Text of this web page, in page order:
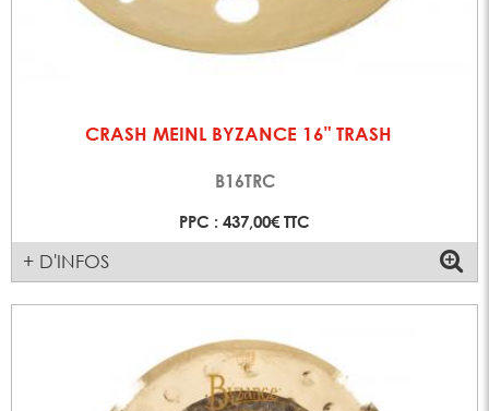
CRASH MEINL BYZANCE 16" TRASH
B16TRC
PPC : 437,00€ TTC
+ D'INFOS